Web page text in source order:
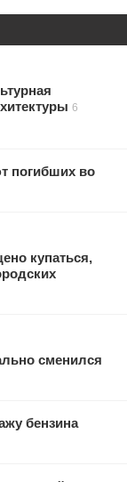
6
погибших во
купаться,
сменился
бензина